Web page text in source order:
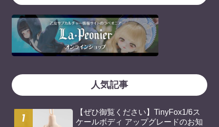
人気記事
【ぜひ御覧ください】TinyFox1/6ス
ケールボディ アップグレードのお知